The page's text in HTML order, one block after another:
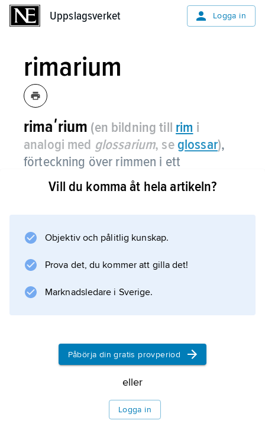
Uppslagsverket Logga in
rimarium
rimaʹrium (en bildning till rim i
analogi med glossarium, seglossar),
förteckning över rimmen i ett
textunderlag.
ordkonkordanser över gustaviansk lyrik och
dels en alfabetisk lista med hänvisning till
beläggställen, dels en numerisk
frekvensordlista.
Information om artikeln
Vill du komma åt hela artikeln?
Objektiv och pålitlig kunskap.
Prova det, du kommer att gilla det!
Marknadsledare i Sverige.
Påbörja din gratis provperiod
eller
Logga in